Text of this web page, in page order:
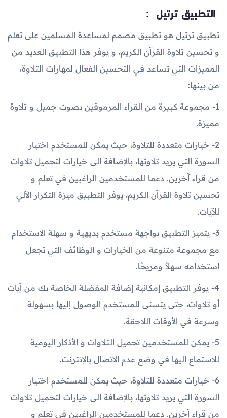
التطبيق ترتيل :
تطبيق ترتيل هو تطبيق مصمم لمساعدة المسلمين على تعلم
و تحسين تلاوة القرآن الكريم، و يوفر هذا التطبيق العديد من
المميزات التي تساعد في التحسين الفعال لمهارات التلاوة،
من بينها:
1- مجموعة كبيرة من القراء المرموقين بصوت جميل و تلاوة
مميزة.
2- خيارات متعددة للتلاوة، حيث يمكن للمستخدم اختيار
السورة التي يريد تلاوتها، بالإضافة إلى خيارات لتحميل تلاوات
من قراء آخرين. دعما للمستخدمين الراغبين في تعلم و
تحسين تلاوة القرآن الكريم، يوفر التطبيق ميزة التكرار الآلي
للآيات.
3- يتميز التطبيق بواجهة مستخدم بديهية و سهلة الاستخدام
مع مجموعة متنوعة من الخيارات و الوظائف التي تجعل
استخدامه سهلاً ومريحًا.
4- يوفر التطبيق إمكانية إضافة المفضلة الخاصة بك من آيات
أو تلاوات، حتى يتسنى للمستخدم الوصول إليها بسهولة
وسرعة في الأوقات اللاحقة.
5- يمكن للمستخدمين تحميل التلاوات و الأذكار اليومية
للاستماع إليها في وضع عدم الاتصال بالإنترنت.
6- خيارات متعددة للتلاوة، حيث يمكن للمستخدم اختيار
السورة التي يريد تلاوتها، بالإضافة إلى خيارات لتحميل تلاوات
من قراء آخرين. دعما للمستخدمين الراغبين في تعلم و